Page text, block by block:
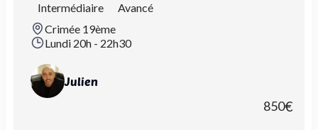
Intermédiaire
Avancé
Crimée 19ème
Lundi 20h - 22h30
Julien
850€